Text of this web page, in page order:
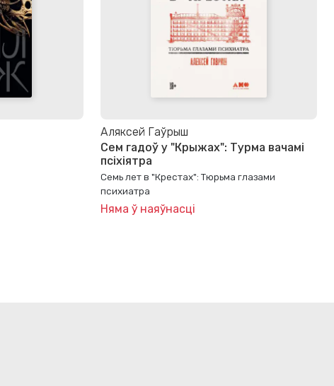
Аляксей Гаўрыш
Сем гадоў у "Крыжах": Турма вачамі
псіхіятра
Семь лет в "Крестах": Тюрьма глазами
психиатра
Няма ў наяўнасці